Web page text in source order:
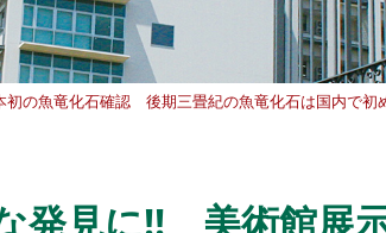
の魚竜化石確認 後期三畳紀の魚竜化石は国内で初
発見に!! 美術館展